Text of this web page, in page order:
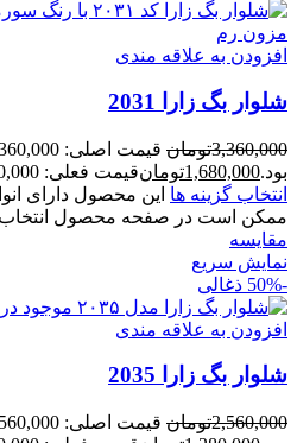
افزودن به علاقه مندی
شلوار بگ زارا 2031
3,360,000تومان
بود.1,680,000تومانقیمت فعلی: 1,680,000تومان.
انتخاب گزینه ها این محصول دارای
ممکن است در صفحه محصول
مقايسه
نمایش سریع
-50%
ذغالی
افزودن به علاقه مندی
شلوار بگ زارا 2035
2,560,000تومان